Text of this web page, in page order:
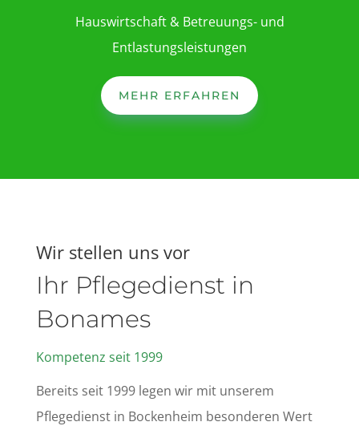
Hauswirtschaft & Betreuungs- und
Entlastungsleistungen
MEHR ERFAHREN
Wir stellen uns vor
Ihr Pflegedienst in
Bonames
Kompetenz seit 1999
Bereits seit 1999 legen wir mit unserem
Pflegedienst in Bockenheim besonderen Wert